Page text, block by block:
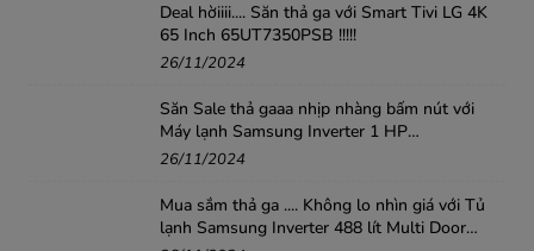
Deal hờiiii.... Săn thả ga với Smart Tivi LG 4K
65 Inch 65UT7350PSB !!!!!
26/11/2024
Săn Sale thả gaaa nhịp nhàng bấm nút với
Máy lạnh Samsung Inverter 1 HP
AR10DYHZAWKNSV .....!!!
26/11/2024
Mua sắm thả ga .... Không lo nhìn giá với Tủ
lạnh Samsung Inverter 488 lít Multi Door